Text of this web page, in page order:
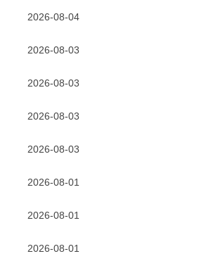
2026-08-04
2026-08-03
2026-08-03
2026-08-03
2026-08-03
2026-08-01
2026-08-01
2026-08-01